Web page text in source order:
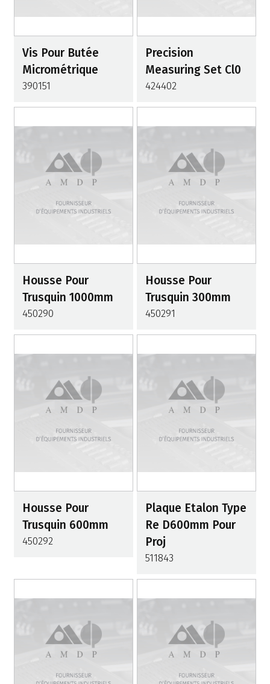
Vis Pour Butée
Micrométrique
390151
Precision
Measuring Set Cl0
424402
Housse Pour
Trusquin 1000mm
450290
Housse Pour
Trusquin 300mm
450291
Housse Pour
Trusquin 600mm
450292
Plaque Etalon Type
Re D600mm Pour
Proj
511843